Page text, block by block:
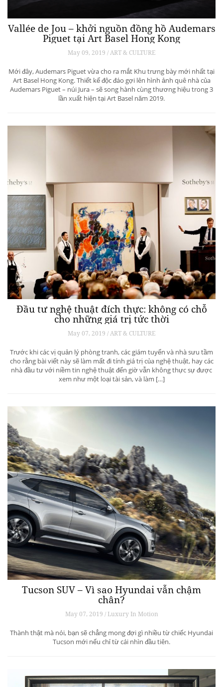
Vallée de Jou – khởi nguồn đồng hồ Audemars
Piguet tại Art Basel Hong Kong
May 09, 2019 / ART & CULTURE
Mới đây, Audemars Piguet vừa cho ra mắt Khu trưng bày mới nhất tại
Art Basel Hong Kong. Thiết kế độc đáo gợi lên hình ảnh quê nhà của
Audemars Piguet – núi Jura – sẽ song hành cùng thương hiệu trong 3
lần xuất hiện tại Art Basel năm 2019.
Đầu tư nghệ thuật đích thực: không có chỗ
cho những giá trị tức thời
May 07, 2019 / ART & CULTURE
Trước khi các vị quản lý phòng tranh, các giám tuyển và nhà sưu tầm
cho rằng bài viết này sẽ làm mất đi tính giá trị của nghệ thuật, hay các
nhà đầu tư với niềm tin nghệ thuật đến giờ vẫn không thực sự được
xem như một loại tài sản, và làm […]
Tucson SUV – Vì sao Hyundai vẫn chậm
chân?
May 07, 2019 / Luxury In Motion
Thành thật mà nói, bạn sẽ chẳng mong đợi gì nhiều từ chiếc Hyundai
Tucson mới nếu chỉ từ cái nhìn đầu tiên.